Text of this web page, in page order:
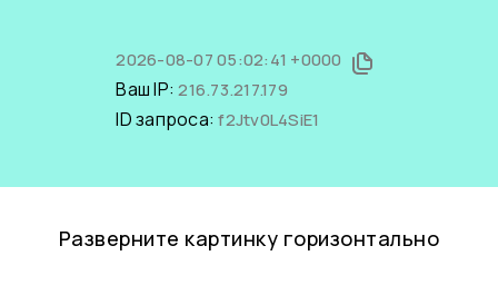
2026-08-07 05:02:41 +0000
Ваш IP:216.73.217.179
ID запроса:f2Jtv0L4SiE1
Разверните картинку горизонтально